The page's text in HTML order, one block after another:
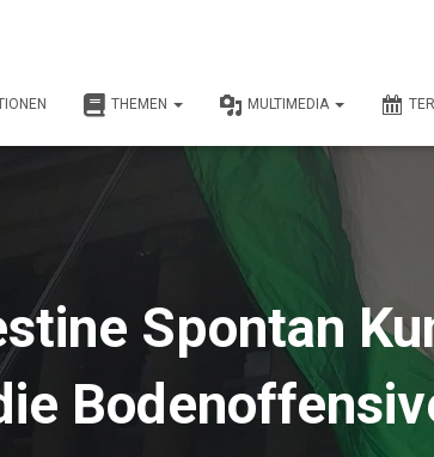
THEMEN MULTIMEDIA
Spontan